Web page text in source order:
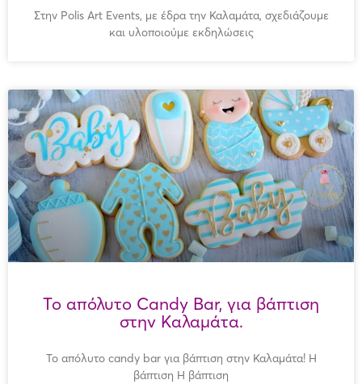
Στην Polis Art Events, με έδρα την Καλαμάτα, σχεδιάζουμε
και υλοποιούμε εκδηλώσεις
Το απόλυτο Candy Bar, για βάπτιση
στην Καλαμάτα.
Το απόλυτο candy bar για βάπτιση στην Καλαμάτα! Η
βάπτιση Η βάπτιση